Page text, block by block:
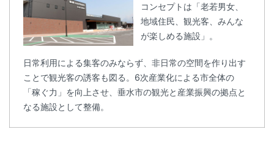
コンセプトは「老若男女、
地域住民、観光客、みんな
が楽しめる施設」。
日常利用による集客のみならず、非日常の空間を作り出す
ことで観光客の誘客も図る。6次産業化による市全体の
「稼ぐ力」を向上させ、垂水市の観光と産業振興の拠点と
なる施設として整備。